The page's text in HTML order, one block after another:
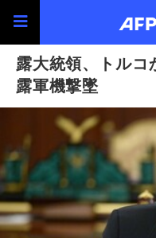
露大統領、トルコ
露軍機撃墜